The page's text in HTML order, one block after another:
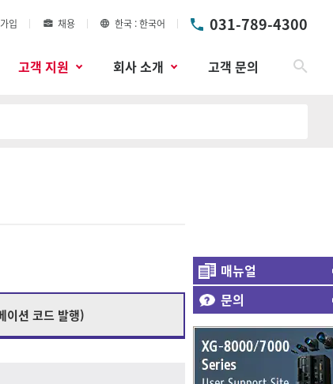
입 채용 한국 한국어 031-789-4300
고객 지원 회사 소개 고객 문의
매뉴얼
문의
이션 코드 발행)